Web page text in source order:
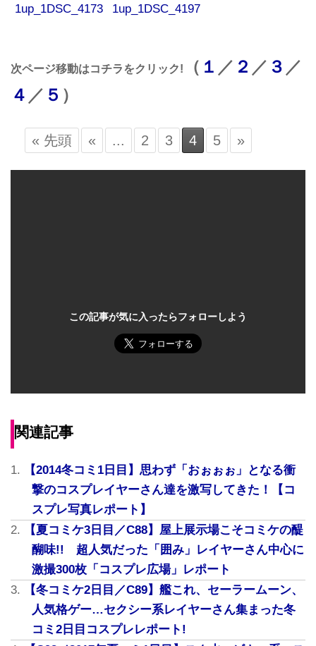
1up_1DSC_4173 1up_1DSC_4197
次ページ移動はコチラをクリック! （ １ ／ ２ ／ ３ ／
４ ／ ５ ）
« 先頭 « ... 2 3 4 5 »
この記事が気に入ったらフォローしよう
関連記事
【2014冬コミ1日目】思わず「おぉぉぉ」となる衝
撃のコスプレイヤーさん達を激写してきた！【コ
スプレ写真レポート】
【夏コミケ3日目／C88】屋上展示場こそコミケの醍
醐味!! 超人気だった「囲み」レイヤーさん中心に
激撮300枚「コスプレ広場」レポート
【冬コミケ2日目／C89】艦これ、セーラームーン、
人気格ゲー…セクシー系レイヤーさん集まった冬
コミ2日目コスプレレポート!